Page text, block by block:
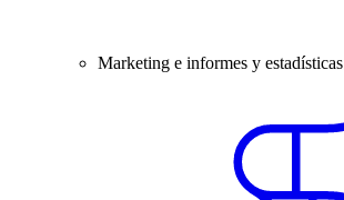
Marketing e informes y estadísticas